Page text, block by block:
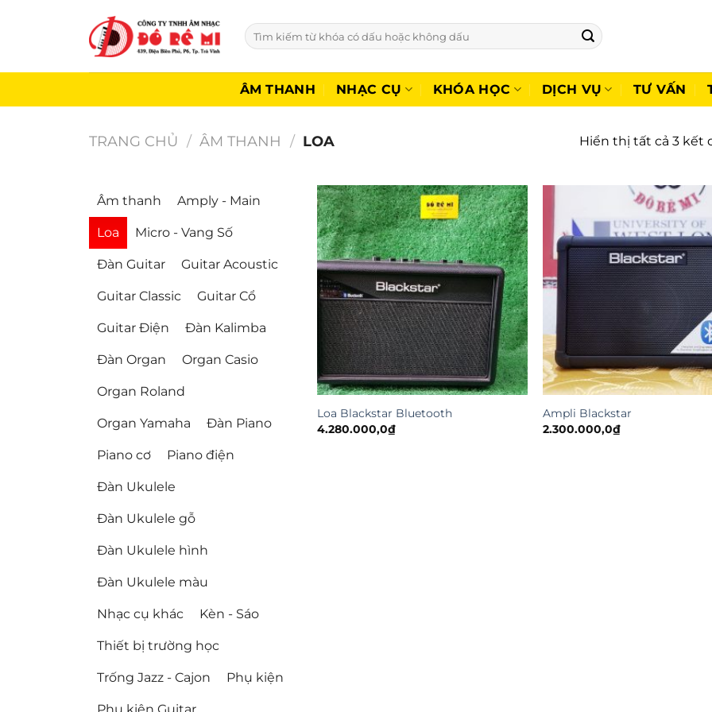
dung
Tìm
kiếm:
ÂM THANH NHẠC CỤ KHÓA HỌC DỊCH VỤ TƯ VẤN
TRANG CHỦ / ÂM THANH / LOA Hiển thị tất cả 3 kết
Âm thanh Amply - Main
Loa Micro - Vang Số
Đàn Guitar Guitar Acoustic
Guitar Classic Guitar Cổ
Guitar Điện Đàn Kalimba
Đàn Organ Organ Casio
Organ Roland
Organ Yamaha Đàn Piano
Piano cơ Piano điện
Đàn Ukulele
Đàn Ukulele gỗ
Đàn Ukulele hình
Đàn Ukulele màu
Nhạc cụ khác Kèn - Sáo
Thiết bị trường học
Trống Jazz - Cajon Phụ kiện
Loa Blackstar Bluetooth
4.280.000,0₫
Ampli Blackstar
2.300.000,0₫